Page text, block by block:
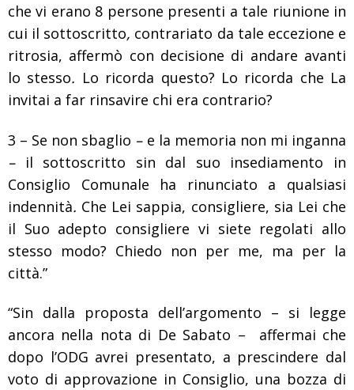
che vi erano 8 persone presenti a tale riunione in
cui il sottoscritto, contrariato da tale eccezione e
ritrosia, affermò con decisione di andare avanti
lo stesso. Lo ricorda questo? Lo ricorda che La
invitai a far rinsavire chi era contrario?
3 – Se non sbaglio – e la memoria non mi inganna
– il sottoscritto sin dal suo insediamento
in
Consiglio Comunale
ha rinunciato a
qualsiasi
indennità. Che Lei sappia, consigliere, sia Lei che
il Suo adepto consigliere vi siete regolati allo
stesso modo? Chiedo non per me, ma per la
città.”
“Sin dalla proposta dell’argomento – si legge
ancora nella nota di De Sabato – affermai che
dopo l’ODG avrei presentato, a prescindere dal
voto di approvazione in Consiglio, una bozza di